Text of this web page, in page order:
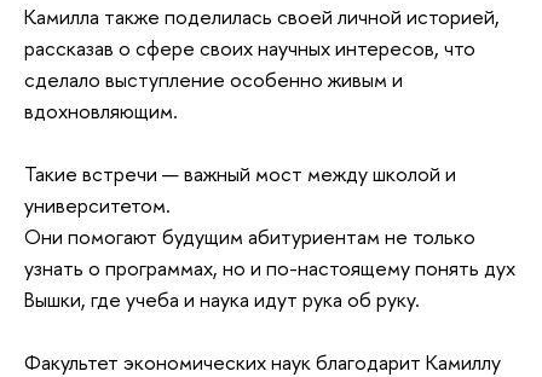
Камилла также поделилась своей личной историей,
рассказав о сфере своих научных интересов, что
сделало выступление особенно живым и
вдохновляющим.
Такие встречи — важный мост между школой и
университетом.
Они помогают будущим абитуриентам не только
узнать о программах, но и по-настоящему понять дух
Вышки, где учеба и наука идут рука об руку.
Факультет экономических наук благодарит Камиллу